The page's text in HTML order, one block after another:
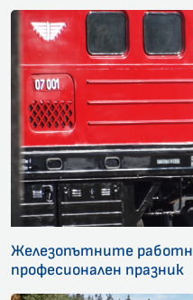
Железопътните
професионален празник